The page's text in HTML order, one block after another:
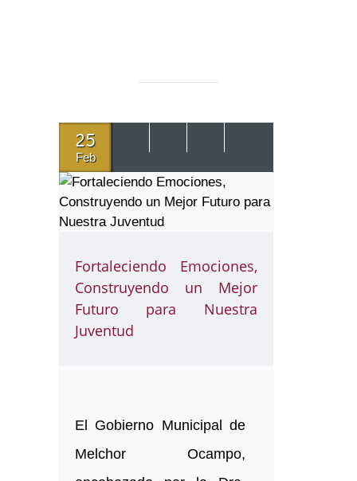
25
Feb
Fortaleciendo Emociones,
Construyendo un Mejor
Futuro para Nuestra
Juventud
El Gobierno Municipal de
Melchor Ocampo,